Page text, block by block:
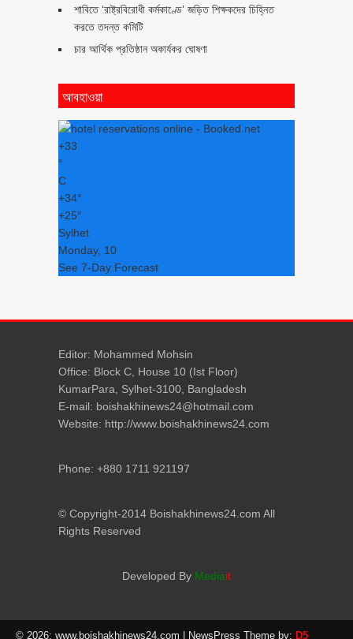
শাবিতে ‘রাষ্ট্রবিরোধী কর্মকাণ্ডে’ জড়িত শিক্ষকদের চিহ্নিত
করতে তদন্ত কমিটি
চার আর্থিক প্রতিষ্ঠান অকার্যকর ঘোষণা
আবহাওয়া
+33
°
C
+34°
+25°
Sylhet
Monday, 10
See 7-Day Forecast
Editor: Mohammed Mohsin
Office: Block C, House 10 (Ist Floor)
KumarPara, Sylhet-3100, Bangladesh
E-mail: boishakhinews24@hotmail.com
Website: http://www.boishakhinews24.com
Phone: +880 1711 921197
© Copyright-2014 Boishakhinews24.com All
Rights Reserved
Developed By Mediait
© 2026: www.boishakhinews24.com | NewsPress Theme by: D5